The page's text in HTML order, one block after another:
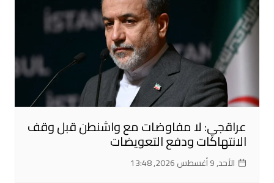
عراقجي: لا مفاوضات مع واشنطن قبل وقف
الانتهاكات ودفع التعويضات
الأحد, 9 أغسطس 2026, 13:48